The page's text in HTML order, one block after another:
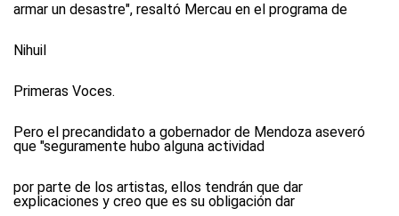
armar un desastre", resaltó Mercau en el programa de
Nihuil
Primeras Voces.
Pero el precandidato a gobernador de Mendoza aseveró
que "seguramente hubo alguna actividad
por parte de los artistas, ellos tendrán que dar
explicaciones y creo que es su obligación dar